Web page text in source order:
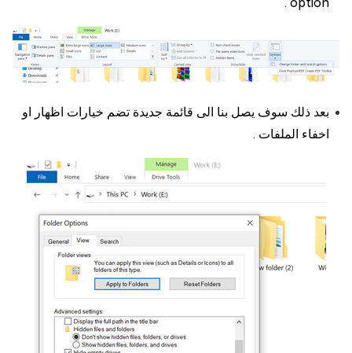
بعد ذلك سوف يصل بنا الى قائمة جديدة تضم خيارات اظهار او
اخفاء الملفات .